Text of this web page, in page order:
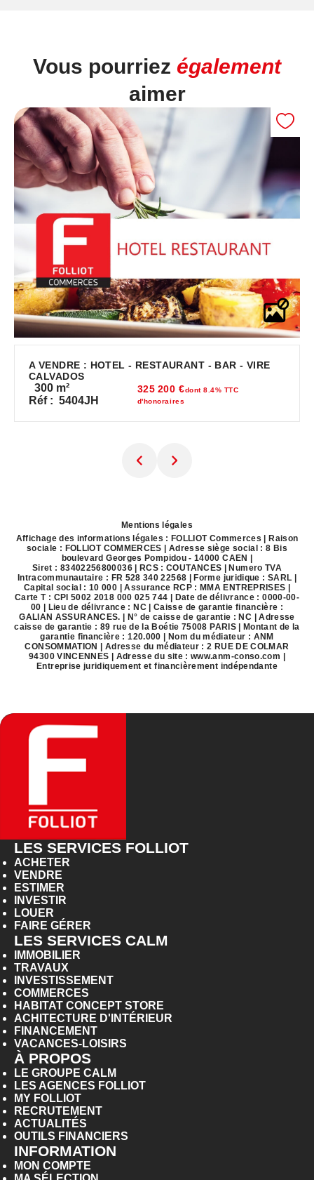
Vous pourriez également
aimer
A VENDRE : HOTEL - RESTAURANT - BAR - VIRE
CALVADOS
300 m²
Réf : 5404JH
325 200 €dont 8.4% TTC
d'honoraires
Mentions légales
Affichage des informations légales : FOLLIOT Commerces | Raison
sociale : FOLLIOT COMMERCES | Adresse siège social : 8 Bis
boulevard Georges Pompidou - 14000 CAEN |
Siret : 83402256800036 | RCS : COUTANCES | Numero TVA
Intracommunautaire : FR 528 340 22568 | Forme juridique : SARL |
Capital social : 10 000 | Assurance RCP : MMA ENTREPRISES |
Carte T : CPI 5002 2018 000 025 744 | Date de délivrance : 0000-00-
00 | Lieu de délivrance : NC | Caisse de garantie financière :
GALIAN ASSURANCES. | N° de caisse de garantie : NC | Adresse
caisse de garantie : 89 rue de la Boétie 75008 PARIS | Montant de la
garantie financière : 120.000 | Nom du médiateur : ANM
CONSOMMATION | Adresse du médiateur : 2 RUE DE COLMAR
94300 VINCENNES | Adresse du site :www.anm-conso.com
Entreprise juridiquement et financièrement indépendante
LES SERVICES FOLLIOT
ACHETER
VENDRE
ESTIMER
INVESTIR
LOUER
FAIRE GÉRER
LES SERVICES CALM
IMMOBILIER
TRAVAUX
INVESTISSEMENT
COMMERCES
HABITAT CONCEPT STORE
ACHITECTURE D'INTÉRIEUR
FINANCEMENT
VACANCES-LOISIRS
À PROPOS
LE GROUPE CALM
LES AGENCES FOLLIOT
MY FOLLIOT
RECRUTEMENT
ACTUALITÉS
OUTILS FINANCIERS
INFORMATION
MON COMPTE